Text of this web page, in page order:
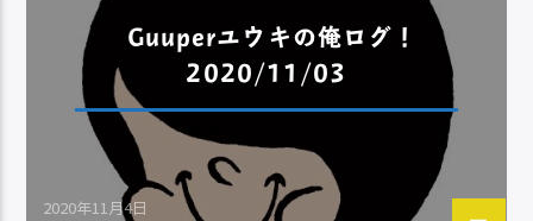
Guuperユウキの俺ログ！
2020/11/03
2020年11月4日